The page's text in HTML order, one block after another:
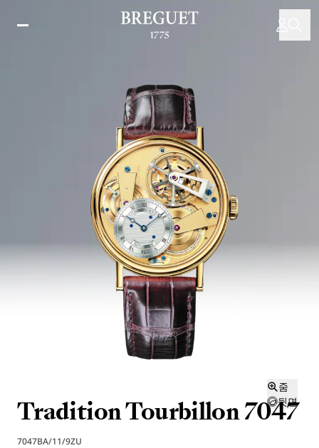
줌
뒷면
Tradition Tourbillon 7047
7047BA/11/9ZU